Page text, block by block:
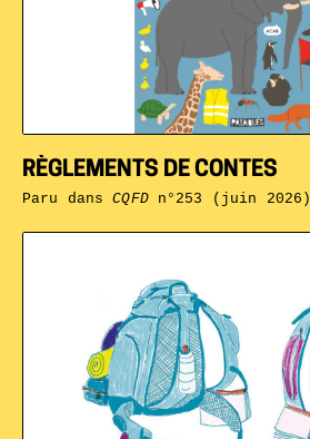
RÈGLEMENTS DE CONTES
Paru dansCQFDn°253 (juin 2026)